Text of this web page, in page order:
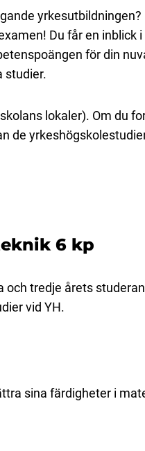
Du får en inblick i
för din
studier.
lokaler). Om du
de
6 kp
tredje årets
vid YH.
sina färdigheter i